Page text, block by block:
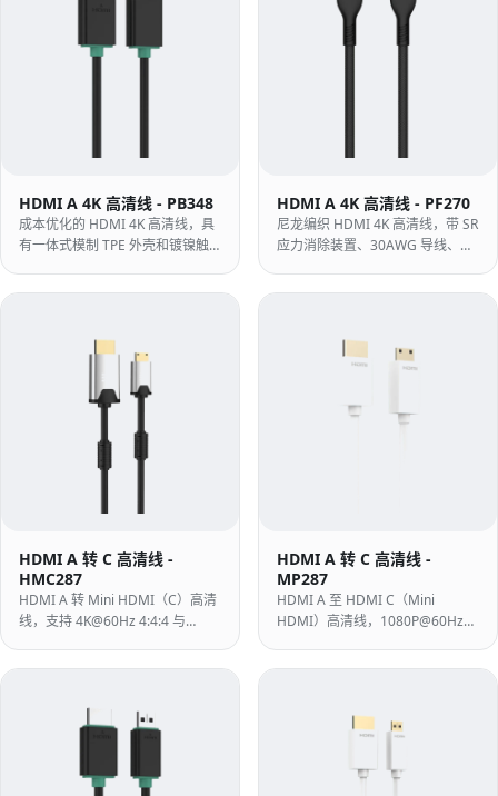
HDMI A 4K 高清线 - PB348
成本优化的 HDMI 4K 高清线，具
有一体式模制 TPE 外壳和镀镍触
盒内捆绑和大容量节目而设计。
HDMI A 4K 高清线 - PF270
尼龙编织 HDMI 4K 高清线，带 SR
应力消除装置、30AWG 导线、
18Gbps，坚固耐用，适合便携式
HDMI A 转 C 高清线 -
HMC287
HDMI A 转 Mini HDMI（C）高清
线，支持 4K@60Hz 4:4:4 与
器连接电视或显示器。
HDMI A 转 C 高清线 -
MP287
HDMI A 至 HDMI C（Mini
HDMI）高清线，1080P@60Hz，
金触点 — 适用于带 Mini HDMI 端